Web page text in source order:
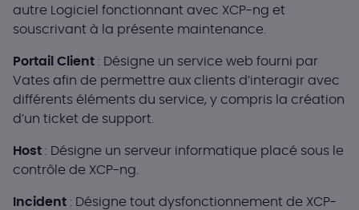
autre Logiciel fonctionnant avec XCP-ng et
souscrivant à la présente maintenance.
Portail Client : Désigne un service web fourni par
Vates afin de permettre aux clients d’interagir avec
différents éléments du service, y compris la création
d’un ticket de support.
Host : Désigne un serveur informatique placé sous le
contrôle de XCP-ng.
Incident : Désigne tout dysfonctionnement de XCP-